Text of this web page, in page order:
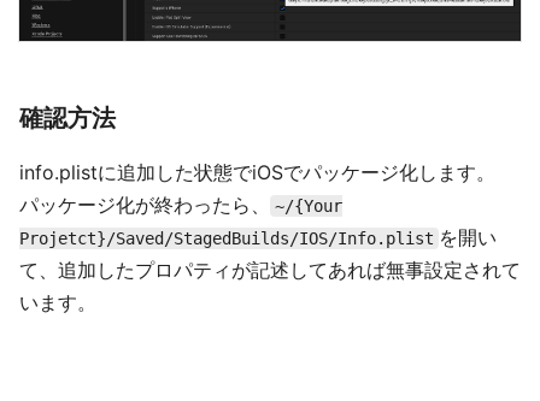
確認方法
info.plistに追加した状態でiOSでパッケージ化します。
パッケージ化が終わったら、
~/{Your
Projetct}/Saved/StagedBuilds/IOS/Info.plist を開い
て、追加したプロパティが記述してあれば無事設定されて
います。